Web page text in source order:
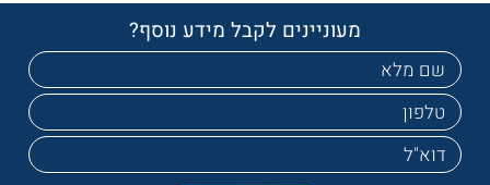
מעוניינים לקבל מידע נוסף?